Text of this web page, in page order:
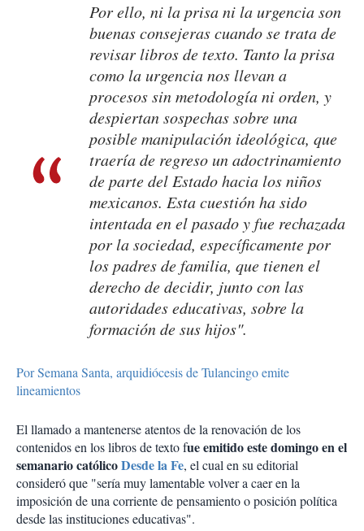
Por ello, ni la prisa ni la urgencia son
buenas consejeras cuando se trata de
revisar libros de texto. Tanto la prisa
como la urgencia nos llevan a
procesos sin metodología ni orden, y
despiertan sospechas sobre una
posible manipulación ideológica, que
traería de regreso un adoctrinamiento
de parte del Estado hacia los niños
mexicanos. Esta cuestión ha sido
intentada en el pasado y fue rechazada
por la sociedad, específicamente por
los padres de familia, que tienen el
derecho de decidir, junto con las
autoridades educativas, sobre la
formación de sus hijos".
Por Semana Santa, arquidiócesis de Tulancingo emite
lineamientos
El llamado a mantenerse atentos de la renovación de los
contenidos en los libros de texto fue emitido este domingo en el
semanario católicoDesde la Fe, el cual en su editorial
consideró que "sería muy lamentable volver a caer en la
imposición de una corriente de pensamiento o posición política
desde las instituciones educativas".